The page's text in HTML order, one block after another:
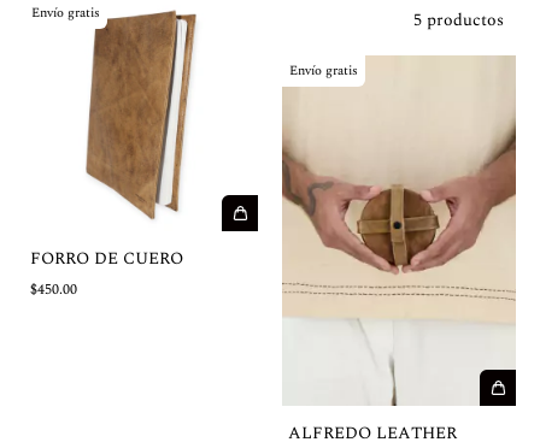
5 productos
Envío gratis
FORRO DE CUERO
$450.00
Envío gratis
ALFREDO LEATHER